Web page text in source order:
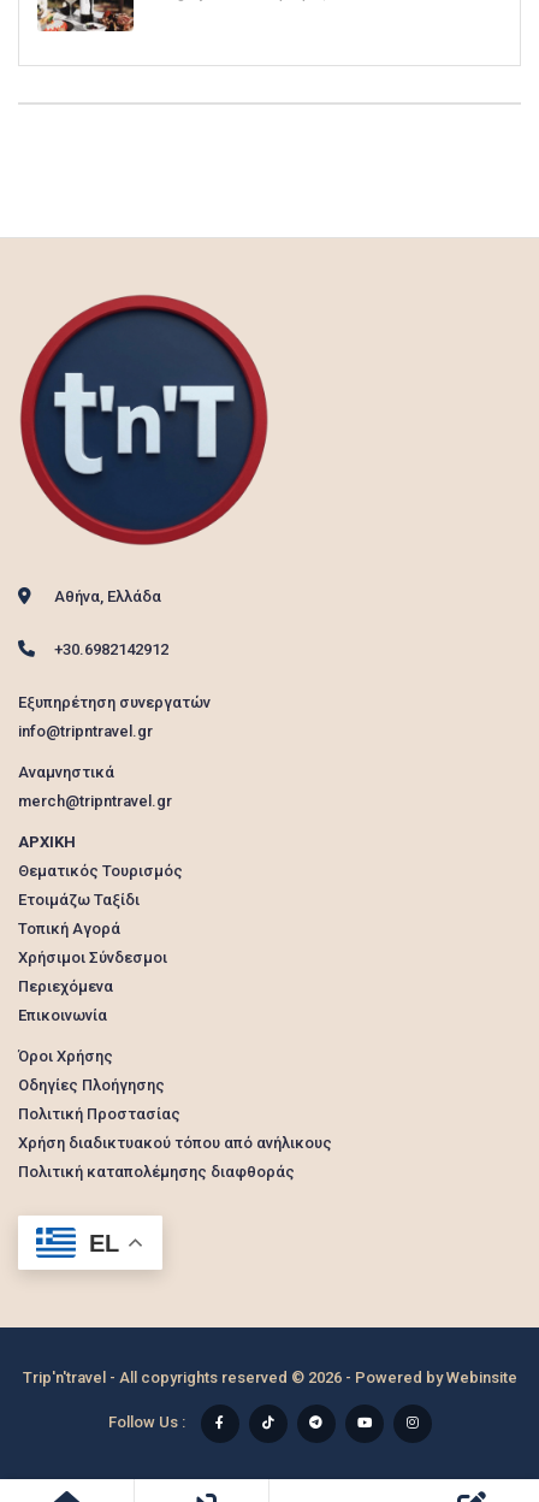
Αθήνα, Ελλάδα
+30.6982142912
Εξυπηρέτηση συνεργατών
info@tripntravel.gr
Αναμνηστικά
merch@tripntravel.gr
ΑΡΧΙΚΗ
Θεματικός Τουρισμός
Ετοιμάζω Ταξίδι
Τοπική Αγορά
Χρήσιμοι Σύνδεσμοι
Περιεχόμενα
Επικοινωνία
Όροι Χρήσης
Οδηγίες Πλοήγησης
Πολιτική Προστασίας
Χρήση διαδικτυακού τόπου από ανήλικους
Πολιτική καταπολέμησης διαφθοράς
EL
Trip'n'travel - All copyrights reserved © 2026 - Powered byWebinsite
Follow Us :